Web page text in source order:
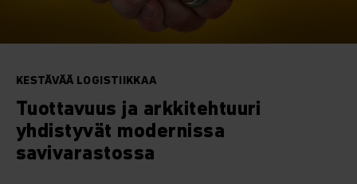
KESTÄVÄÄ LOGISTIIKKAA
Tuottavuus ja arkkitehtuuri
yhdistyvät modernissa
savivarastossa